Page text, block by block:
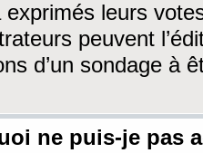
exprimés leurs
peuvent
d’un sondage à
ne puis-je pas